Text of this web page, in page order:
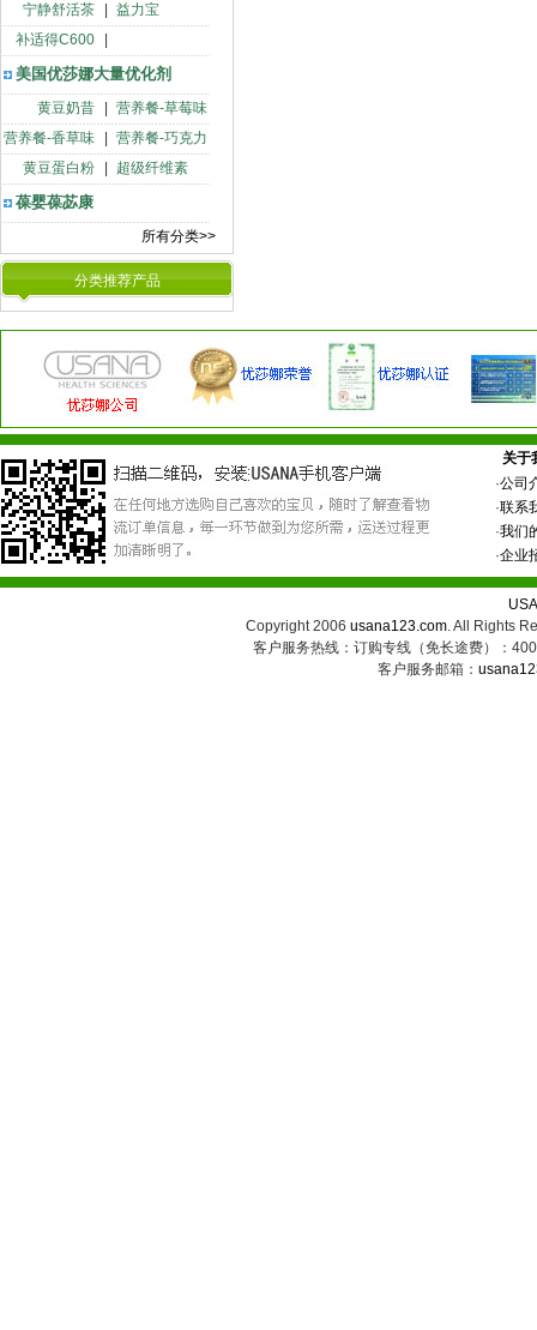
宁静舒活茶
益力宝
补适得C600
美国优莎娜大量优化剂
黄豆奶昔
营养餐-草莓味
营养餐-香草味
营养餐-巧克力
黄豆蛋白粉
超级纤维素
葆婴葆苾康
所有分类>>
分类推荐产品
关于
·公司
·联系
·我们
·企业
Copyright 2006 usana123.com. All Rights
客户服务热线：订购专线（免长途费）：
客户服务邮箱：